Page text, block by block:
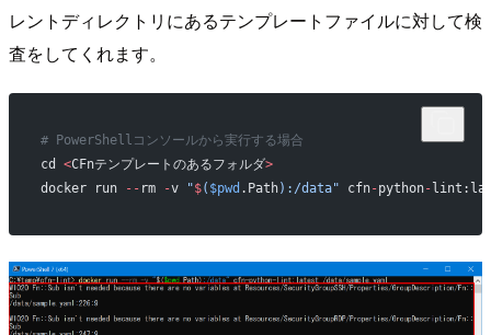
レントディレクトリにあるテンプレートファイルに対して検
査をしてくれます。
# PowerShellコンソールから実行する場合
cd <CFnテンプレートのあるフォルダ>
docker run
-- rm -v "$( $pwd .Path) :/data" cfn-python-